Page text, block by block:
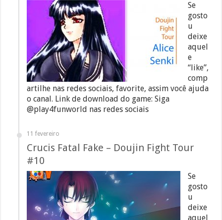
Se
gosto
u
deixe
aquel
e
“like”,
comp
artilhe nas redes sociais, favorite, assim você ajuda
o canal. Link de download do game: Siga
@play4funworld nas redes sociais
11 fevereiro
Crucis Fatal Fake – Doujin Fight Tour
#10
Se
gosto
u
deixe
aquel